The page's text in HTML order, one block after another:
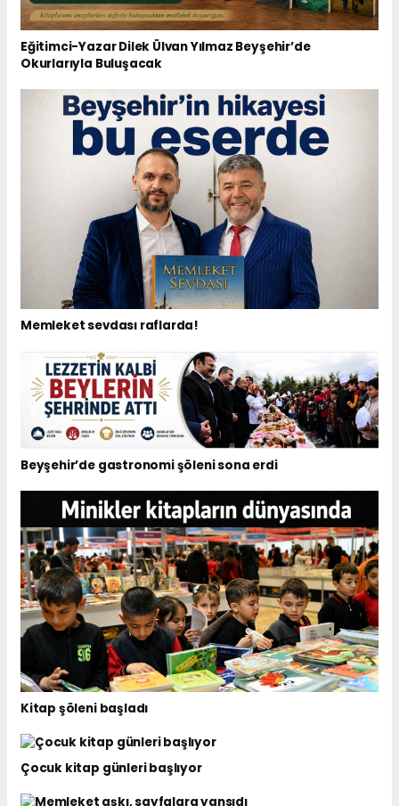
Eğitimci-Yazar Dilek Ülvan Yılmaz Beyşehir’de
Okurlarıyla Buluşacak
Memleket sevdası raflarda!
Beyşehir’de gastronomi şöleni sona erdi
Kitap şöleni başladı
Çocuk kitap günleri başlıyor